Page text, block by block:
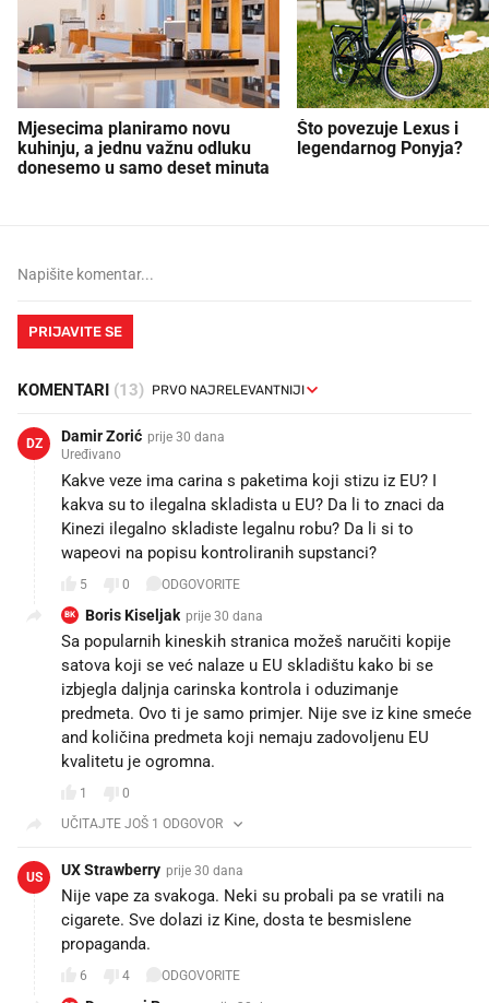
Mjesecima planiramo novu
kuhinju, a jednu važnu odluku
donesemo u samo deset minuta
Što povezuje Lexus i
legendarnog Ponyja?
PRIJAVITE SE
KOMENTARI (13)
DZ Damir Zorić prije 30 dana
Uređivano
Kakve veze ima carina s paketima koji stizu iz EU? I
kakva su to ilegalna skladista u EU? Da li to znaci da
Kinezi ilegalno skladiste legalnu robu? Da li si to
wapeovi na popisu kontroliranih supstanci?
5 0 ODGOVORITE
BK Boris Kiseljak prije 30 dana
Sa popularnih kineskih stranica možeš naručiti kopije
satova koji se već nalaze u EU skladištu kako bi se
izbjegla daljnja carinska kontrola i oduzimanje
predmeta. Ovo ti je samo primjer. Nije sve iz kine smeće
and količina predmeta koji nemaju zadovoljenu EU
kvalitetu je ogromna.
1
0
UČITAJTE JOŠ 1 ODGOVOR
US UX Strawberry prije 30 dana
Nije vape za svakoga. Neki su probali pa se vratili na
cigarete. Sve dolazi iz Kine, dosta te besmislene
propaganda.
6 4 ODGOVORITE